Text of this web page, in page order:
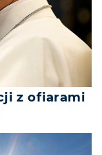
z ofiarami